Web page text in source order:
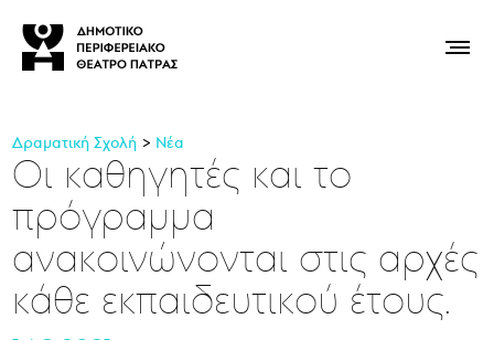
Δραματική Σχολή Νέα
Οι καθηγητές και το
πρόγραμμα
ανακοινώνονται στις αρχές
κάθε εκπαιδευτικού έτους.